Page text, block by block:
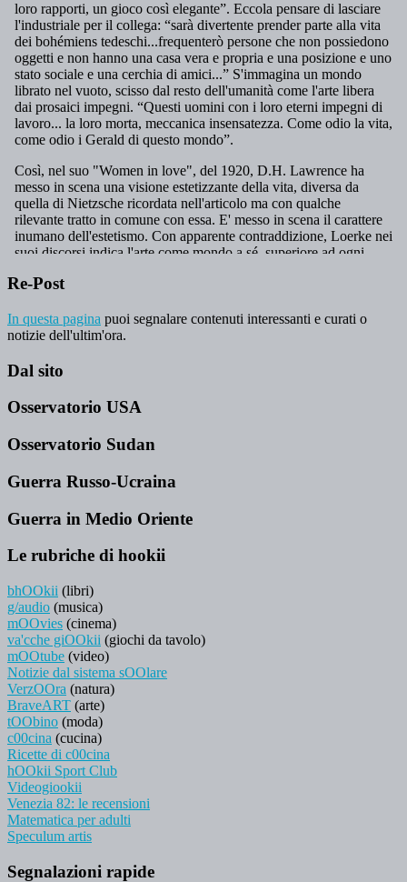
Re-Post
In questa pagina puoi segnalare contenuti interessanti e curati o
notizie dell'ultim'ora.
Dal sito
Osservatorio USA
Osservatorio Sudan
Guerra Russo-Ucraina
Guerra in Medio Oriente
Le rubriche di hookii
bhOOkii (libri)
g/audio (musica)
mOOvies (cinema)
va'cche giOOkii (giochi da tavolo)
mOOtube (video)
Notizie dal sistema sOOlare
VerzOOra (natura)
BraveART (arte)
tOObino (moda)
c00cina (cucina)
Ricette di c00cina
hOOkii Sport Club
Videogiookii
Venezia 82: le recensioni
Matematica per adulti
Speculum artis
Segnalazioni rapide